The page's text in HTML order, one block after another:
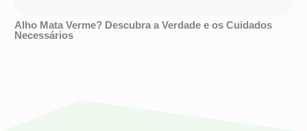
Alho Mata Verme? Descubra a Verdade e os Cuidados
Necessários